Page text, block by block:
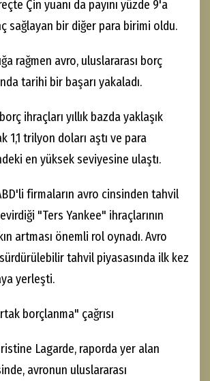
Çin yuanı da payını yüzde 9'a
sağlayan bir diğer para birimi oldu.
rağmen avro, uluslararası borç
tarihi bir başarı yakaladı.
ihraçları yıllık bazda yaklaşık
1,1 trilyon doları aştı ve para
en yüksek seviyesine ulaştı.
firmaların avro cinsinden tahvil
"Ters Yankee" ihraçlarının
artması önemli rol oynadı. Avro
tahvil piyasasında ilk kez
yerleşti.
borçlanma" çağrısı
Lagarde, raporda yer alan
avronun uluslararası